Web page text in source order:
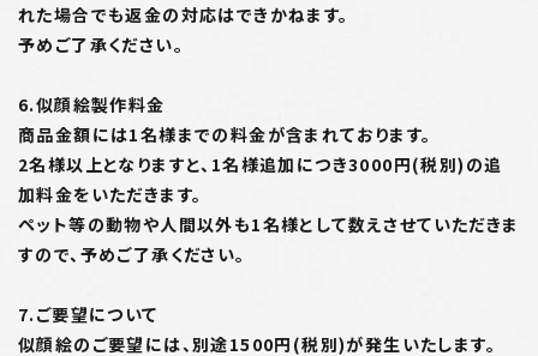
れた場合でも返金の対応はできかねます。
予めご了承ください。
6.似顔絵製作料金
商品金額には1名様までの料金が含まれております。
2名様以上となりますと、1名様追加につき3000円(税別)の追
加料金をいただきます。
ペット等の動物や人間以外も1名様として数えさせていただきま
すので、予めご了承ください。
7.ご要望について
似顔絵のご要望には、別途1500円(税別)が発生いたします。